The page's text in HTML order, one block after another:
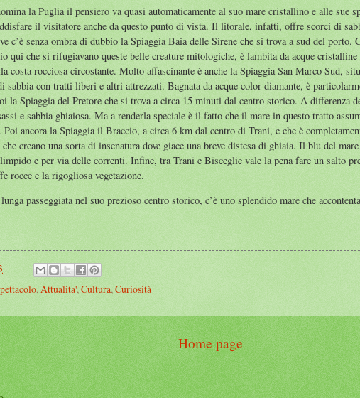
la Puglia il pensiero va quasi automaticamente al suo mare cristallino e alle sue
il visitatore anche da questo punto di vista. Il litorale, infatti, offre scorci di
c’è senza ombra di dubbio la Spiaggia Baia delle Sirene che si trova a sud del porto.
qui che si rifugiavano queste belle creature mitologiche, è lambita da acque
costa rocciosa circostante. Molto affascinante è anche la Spiaggia San Marco Sud,
sabbia con tratti liberi e altri attrezzati. Bagnata da acque color diamante, è
la Spiaggia del Pretore che si trova a circa 15 minuti dal centro storico. A differenza
e sabbia ghiaiosa. Ma a renderla speciale è il fatto che il mare in questo tratto
Poi ancora la Spiaggia il Braccio, a circa 6 km dal centro di Trani, e che è
creano una sorta di insenatura dove giace una breve distesa di ghiaia. Il blu del
e per via delle correnti. Infine, tra Trani e Bisceglie vale la pena fare un salto
rocce e la rigogliosa vegetazione.
passeggiata nel suo prezioso centro storico, c’è uno splendido mare che
,Attualita',Cultura,Curiosità
Home page